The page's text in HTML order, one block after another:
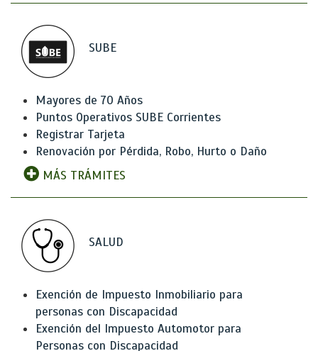
SUBE
Mayores de 70 Años
Puntos Operativos SUBE Corrientes
Registrar Tarjeta
Renovación por Pérdida, Robo, Hurto o Daño
MÁS TRÁMITES
SALUD
Exención de Impuesto Inmobiliario para
personas con Discapacidad
Exención del Impuesto Automotor para
Personas con Discapacidad